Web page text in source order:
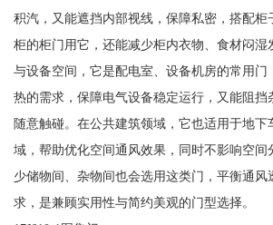
积汽，又能遮挡内部视线，保障私密，搭配柜
柜的柜门用它，还能减少柜内衣物、食材闷湿
与设备空间，它是配电室、设备机房的常用门
热的需求，保障电气设备稳定运行，又能阻挡
随意触碰。在公共建筑领域，它也适用于地下
域，帮助优化空间通风效果，同时不影响空间
少储物间、杂物间也会选用这类门，平衡通风
求，是兼顾实用性与简约美观的门型选择。